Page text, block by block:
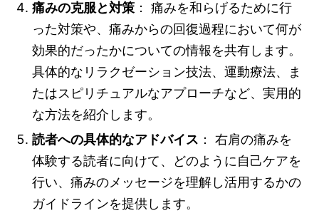
痛みの克服と対策 ： 痛みを和らげるために行
った対策や、痛みからの回復過程において何が
効果的だったかについての情報を共有します。
具体的なリラクゼーション技法、運動療法、ま
たはスピリチュアルなアプローチなど、実用的
な方法を紹介します。
読者への具体的なアドバイス ： 右肩の痛みを
体験する読者に向けて、どのように自己ケアを
行い、痛みのメッセージを理解し活用するかの
ガイドラインを提供します。